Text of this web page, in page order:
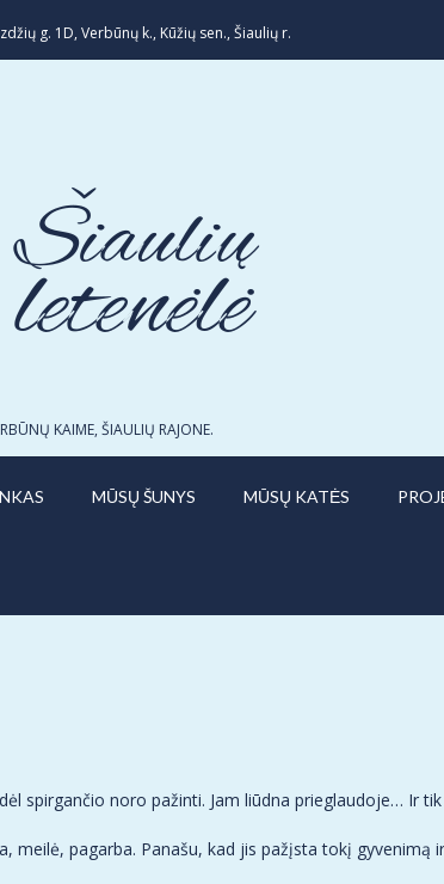
g. 1D, Verbūnų k., Kūžių sen., Šiaulių r.
KAIME, ŠIAULIŲ RAJONE.
MŪSŲ ŠUNYS MŪSŲ KATĖS
spirgančio noro pažinti. Jam liūdna prieglaudoje… Ir
pagarba. Panašu, kad jis pažįsta tokį gyvenimą